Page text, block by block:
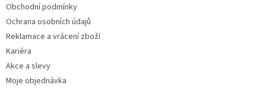
Obchodní podmínky
Ochrana osobních údajů
Reklamace a vrácení zboží
Kariéra
Akce a slevy
Moje objednávka